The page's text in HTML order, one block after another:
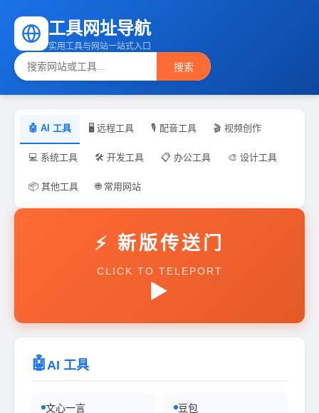
工具网址导航
实用工具与网站一站式入口
搜索
🤖 AI 工具 🖥 远程工具 🎙 配音工具 🎬 视频创作
💻 系统工具 🛠 开发工具 📋 办公工具 🎨 设计工具
📦 其他工具 🌐 常用网站
⚡ 新版传送门
CLICK TO TELEPORT
▶
🤖AI 工具
文心一言 豆包